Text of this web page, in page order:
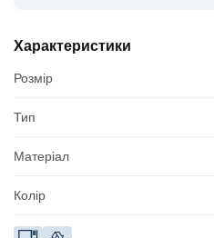
Характеристики
Розмір
Тип
Матеріал
Колір